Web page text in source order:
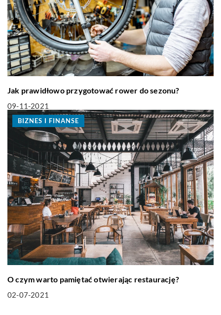
Jak prawidłowo przygotować rower do sezonu?
09-11-2021
BIZNES I FINANSE
O czym warto pamiętać otwierając restaurację?
02-07-2021